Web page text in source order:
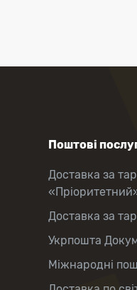
Поштові
Доставка за
Доставка за
Укрпошта
Міжнародні